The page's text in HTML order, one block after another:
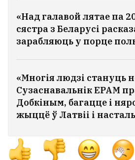
«Над галавой лятае па
сястра з Беларусі
зарабляюць у порце
«Многія людзі стануць
Сузаснавальнік EPAM
Добкіным, багацце і
жыццё ў Латвіі і